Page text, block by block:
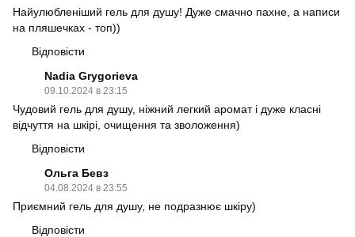
Найулюбленіший гель для душу! Дуже смачно пахне, а написи
на пляшечках - топ))
Відповісти
Nadia Grygorieva
09.10.2024 в 23:15
Чудовий гель для душу, ніжний легкий аромат і дуже класні
відчуття на шкірі, очищення та зволоження)
Відповісти
Ольга Бевз
04.08.2024 в 23:55
Приємний гель для душу, не подразнює шкіру)
Відповісти